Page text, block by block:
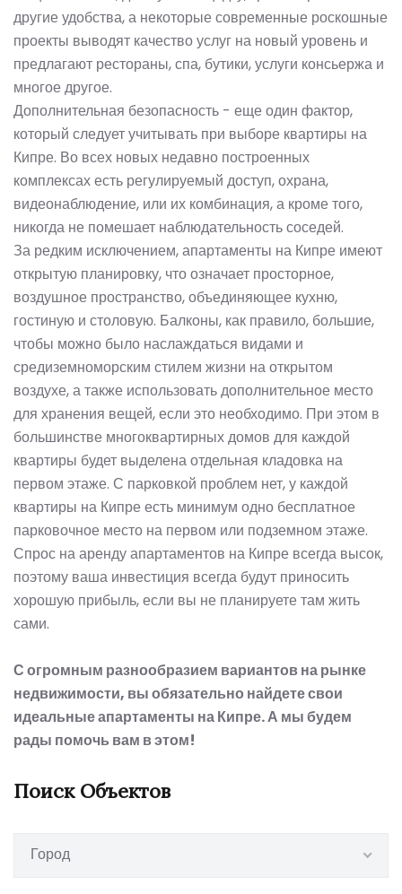
другие удобства, а некоторые современные роскошные
проекты выводят качество услуг на новый уровень и
предлагают рестораны, спа, бутики, услуги консьержа и
многое другое.
Дополнительная безопасность - еще один фактор,
который следует учитывать при выборе квартиры на
Кипре. Во всех новых недавно построенных
комплексах есть регулируемый доступ, охрана,
видеонаблюдение, или их комбинация, а кроме того,
никогда не помешает наблюдательность соседей.
За редким исключением, апартаменты на Кипре имеют
открытую планировку, что означает просторное,
воздушное пространство, объединяющее кухню,
гостиную и столовую. Балконы, как правило, большие,
чтобы можно было наслаждаться видами и
средиземноморским стилем жизни на открытом
воздухе, а также использовать дополнительное место
для хранения вещей, если это необходимо. При этом в
большинстве многоквартирных домов для каждой
квартиры будет выделена отдельная кладовка на
первом этаже. С парковкой проблем нет, у каждой
квартиры на Кипреесть минимум одно бесплатное
парковочное место на первом или подземном этаже.
Спрос на аренду апартаментов на Кипре всегда высок,
поэтому ваша инвестиция всегда будут приносить
хорошую прибыль, если вы не планируете там жить
сами.
С огромным разнообразием вариантов на рынке
недвижимости, вы обязательно найдете свои
идеальные апартаменты на Кипре. А мы будем
рады помочь вам в этом!
Поиск Объектов
Город